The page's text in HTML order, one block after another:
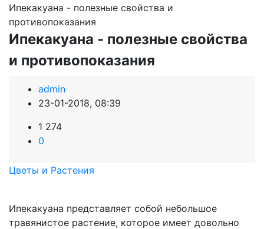
Ипекакуана - полезные свойства и
противопоказания
Ипекакуана - полезные свойства
и противопоказания
admin
23-01-2018, 08:39
1 274
0
Цветы и Растения
Ипекакуана представляет собой небольшое
травянистое растение, которое имеет довольно